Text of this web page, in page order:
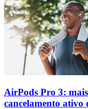
AirPods Pro 3:
cancelamento ativo